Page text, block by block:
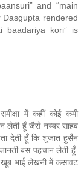
and “main
Dasgupta rendered
baadariya kori” is
में कहीं कोई कमी
लेती हूँ जैसे नय्यर साहब
देती हूँ कि शुजात हुसैन
पहचान लेती हूँ.
खूब भाई.लेखनी में कसावट